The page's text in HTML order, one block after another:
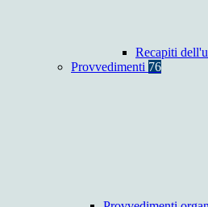
Recapiti
Provvedimenti 76